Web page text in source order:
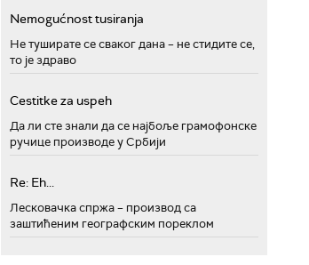
Nemogućnost tusiranja
Не туширате се сваког дана – не стидите се,
то је здраво
Cestitke za uspeh
Да ли сте знали да се најбоље грамофонске
ручице производе у Србији
Re: Eh...
Лесковачка спржа – производ са
заштићеним географским пореклом